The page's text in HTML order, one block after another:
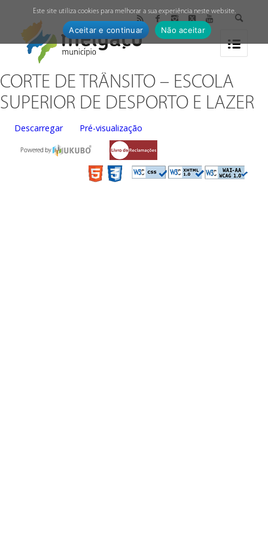
CORTE DE TRÂNSITO – ESCOLA
SUPERIOR DE DESPORTO E LAZER
Descarregar Pré-visualização
Powered by
Este site utiliza cookies para melhorar a sua experiência neste website.
Aceitar e continuar Não aceitar